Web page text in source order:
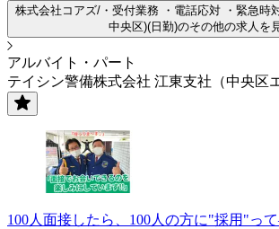
株式会社コアズ/・受付業務 ・電話応対 ・緊急時
中央区)(日勤)のその他の求人を
アルバイト・パート
テイシン警備株式会社 江東支社（中央区
100人面接したら、100人の方に"採用"っ